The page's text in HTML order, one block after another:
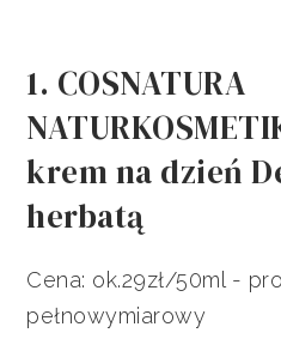
1. COSNATURA
krem na dzień
herbatą
Cena: ok.29zł/50ml -
pełnowymiarowy